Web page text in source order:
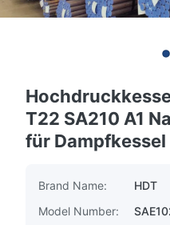
T22 SA210 A1
für Dampfkessel
Brand Name:
HDT
Model Number: